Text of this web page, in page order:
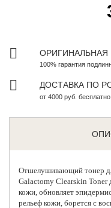
ОРИГИНАЛЬНАЯ
100% гарантия
ДОСТАВКА ПО
от 4000 руб.
Отшелушивающий тонер
Galactomy Clearskin Toner
кожи, обновляет
рельеф кожи, борется с